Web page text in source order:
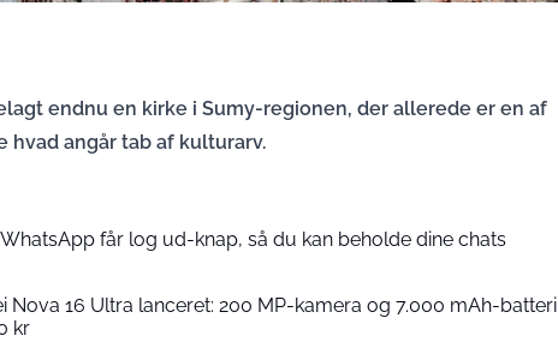
endnu en kirke i Sumy-regionen, der allerede er en af
hvad angår tab af kulturarv.
WhatsApp får log ud-knap, så du kan beholde dine chats
Nova 16 Ultra lanceret: 200 MP-kamera og 7.000 mAh-batteri
kr